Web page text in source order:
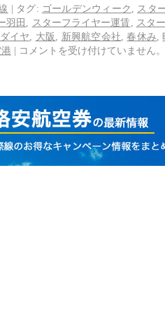
| タグ: ゴールデンウィーク
スタ
羽田 スターフライヤー運賃
スタ
イヤ 大阪 新興航空会社 ,春休み
| コメントを受け付けていません。